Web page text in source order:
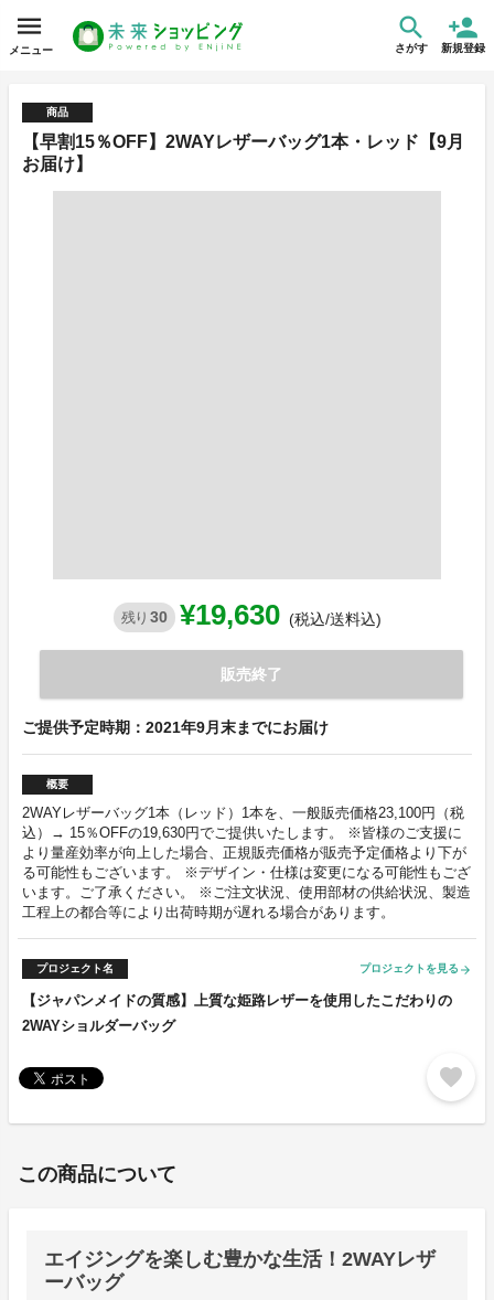
メニュー さがす 新規登録
商品
【早割15％OFF】2WAYレザーバッグ1本・レッド【9月
お届け】
残り 30 ¥19,630 (税込/送料込)
販売終了
ご提供予定時期：2021年9月末までにお届け
概要
2WAYレザーバッグ1本（レッド）1本を、一般販売価格23,100円（税
込）→ 15％OFFの19,630円でご提供いたします。 ※皆様のご支援に
より量産効率が向上した場合、正規販売価格が販売予定価格より下が
る可能性もございます。 ※デザイン・仕様は変更になる可能性もござ
います。ご了承ください。 ※ご注文状況、使用部材の供給状況、製造
工程上の都合等により出荷時期が遅れる場合があります。
プロジェクト名 プロジェクトを見る arrow_forward
【ジャパンメイドの質感】上質な姫路レザーを使用したこだわりの
2WAYショルダーバッグ
favorite
この商品について
エイジングを楽しむ豊かな生活！2WAYレザ
ーバッグ